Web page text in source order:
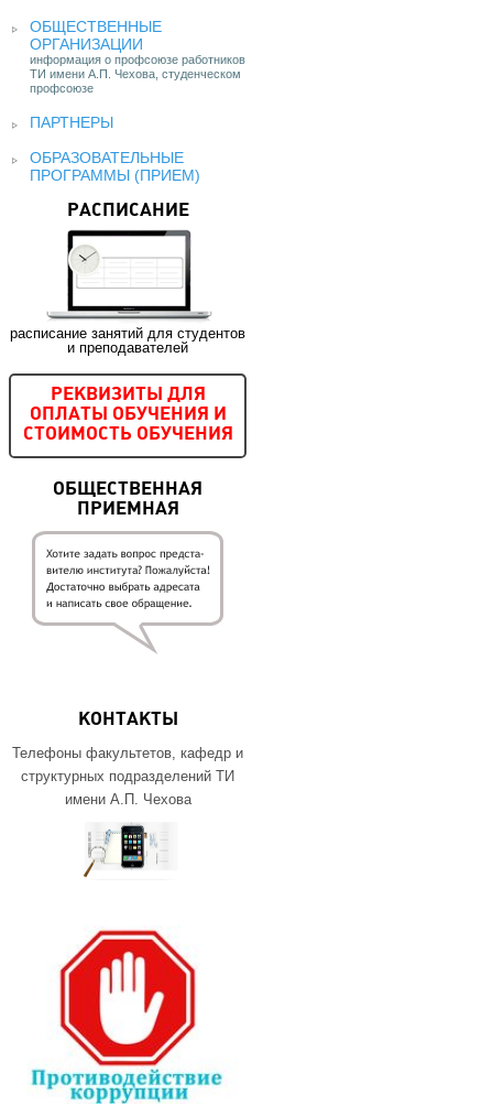
ОБЩЕСТВЕННЫЕ
ОРГАНИЗАЦИИ
информация о профсоюзе работников
ТИ имени А.П. Чехова, студенческом
профсоюзе
ПАРТНЕРЫ
ОБРАЗОВАТЕЛЬНЫЕ
ПРОГРАММЫ (ПРИЕМ)
РАСПИСАНИЕ
расписание занятий для студентов
и преподавателей
РЕКВИЗИТЫ ДЛЯ
ОПЛАТЫ ОБУЧЕНИЯ И
СТОИМОСТЬ ОБУЧЕНИЯ
ОБЩЕСТВЕННАЯ
ПРИЕМНАЯ
КОНТАКТЫ
Телефоны факультетов, кафедр и
структурных подразделений ТИ
имени А.П. Чехова